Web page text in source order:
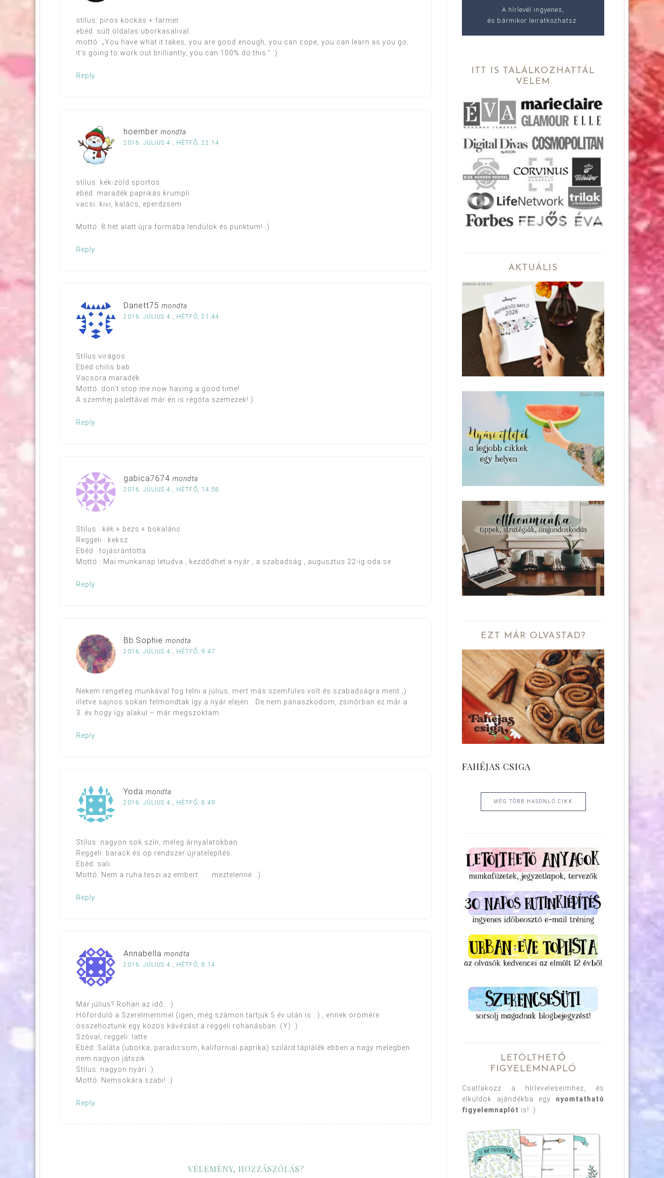
stílus: piros kockás + farmer
ebéd: sült oldalas uborkasalival
mottó: „You have what it takes, you are good enough, you can cope, you can learn as you go,
it’s going to work out brilliantly, you can 100% do this.” :)
Reply
hoember mondta
2016. JÚLIUS 4., HÉTFŐ, 22:14
stílus: kék-zöld sportos
ebéd: maradék paprikás krumpli
vacsi: kivi, kalács, eperdzsem
Mottó: 8 hét alatt újra formába lendülök és punktum! :)
Reply
Danett75 mondta
2016. JÚLIUS 4., HÉTFŐ, 21:44
Stílus virágos
Ebéd chilis bab
Vacsora maradék
Mottó: don’t stop me now having a good time!
A szemhej palettával már én is régóta szemezek!:)
Reply
gabica7674 mondta
2016. JÚLIUS 4., HÉTFŐ, 14:58
Stílus : kék + bézs + bokalánc
Reggeli : keksz
Ebéd : tojásrántotta
Mottó : Mai munkanap letudva , kezdődhet a nyár , a szabadság , augusztus 22-ig oda se.
Reply
Bb.Sophie mondta
2016. JÚLIUS 4., HÉTFŐ, 9:47
Nekem rengeteg munkával fog telni a július, mert más szemfüles volt és szabadságra ment ;)
illetve sajnos sokan felmondtak így a nyár elején… De nem panaszkodom, zsinórban ez már a
3. év hogy így alakul – már megszoktam.
Reply
Yoda mondta
2016. JÚLIUS 4., HÉTFŐ, 8:49
Stílus: nagyon sok szín, meleg árnyalatokban
Reggeli: barack és op rendszer újratelepítés.
Ebéd: sali
Mottó: Nem a ruha teszi az embert . . . meztelenné. :)
Reply
Annabella mondta
2016. JÚLIUS 4., HÉTFŐ, 8:14
Már július? Rohan az idő…:)
Hóforduló a Szerelmemmel (igen, még számon tartjuk 5 év után is..:) , ennek örömére
összehoztunk egy közös kávézást a reggeli rohanásban. (Y) :)
Szóval, reggeli: latte
Ebéd: Saláta (uborka, paradicsom, kaliforniai paprika) szilárd táplálék ebben a nagy melegben
nem nagyon játszik
Stílus: nagyon nyári :)
Mottó: Nemsokára szabi! :)
Reply
VÉLEMÉNY, HOZZÁSZÓLÁS?
A hírlevél ingyenes,
és bármikor leiratkozhatsz.
ITT IS TALÁLKOZHATTÁL
VELEM
AKTUÁLIS
EZT MÁR OLVASTAD?
FAHÉJAS CSIGA
MÉG TÖBB HASONLÓ CIKK
LETÖLTHETŐ
FIGYELEMNAPLÓ
Csatlakozz a hírleveleseimhez, és
elküldök ajándékba egy nyomtatható
figyelemnaplót is! :)